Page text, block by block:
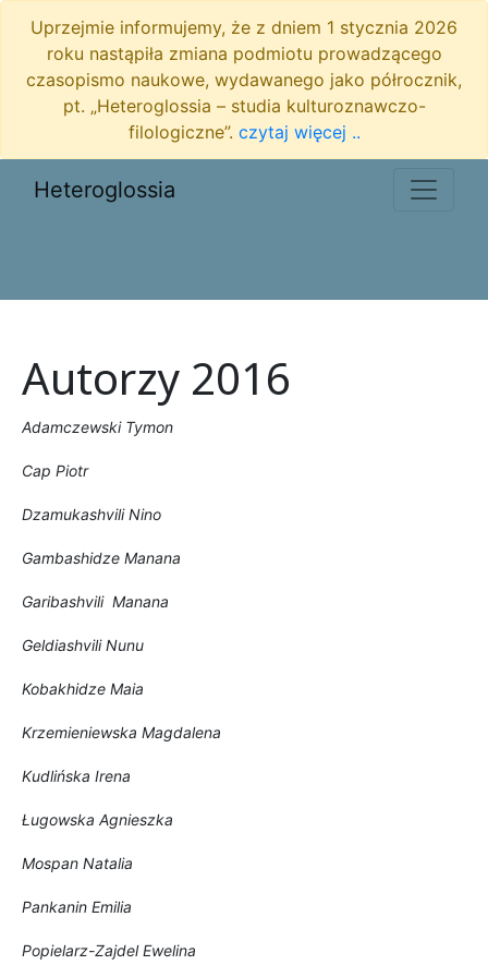
Uprzejmie informujemy, że z dniem 1 stycznia 2026
roku nastąpiła zmiana podmiotu prowadzącego
czasopismo naukowe, wydawanego jako półrocznik,
pt. „Heteroglossia – studia kulturoznawczo-
filologiczne”. czytaj więcej ..
Heteroglossia
Autorzy 2016
Adamczewski Tymon
Cap Piotr
Dzamukashvili Nino
Gambashidze Manana
Garibashvili Manana
Geldiashvili Nunu
Kobakhidze Maia
Krzemieniewska Magdalena
Kudlińska Irena
Ługowska Agnieszka
Mospan Natalia
Pankanin Emilia
Popielarz-Zajdel Ewelina